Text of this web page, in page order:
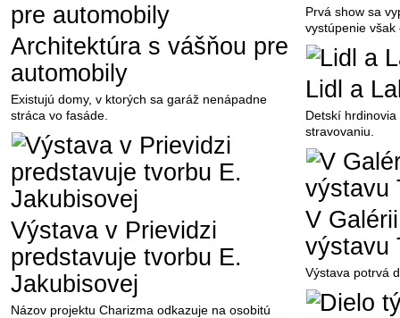
Architektúra s vášňou pre
automobily
Existujú domy, v ktorých sa garáž nenápadne
stráca vo fasáde.
Výstava v Prievidzi
predstavuje tvorbu E.
Jakubisovej
Názov projektu Charizma odkazuje na osobitú
Prvá show sa
vystúpenie
Lidl a
Detskí
stravovaniu.
V
výstavu
Výstava potrvá